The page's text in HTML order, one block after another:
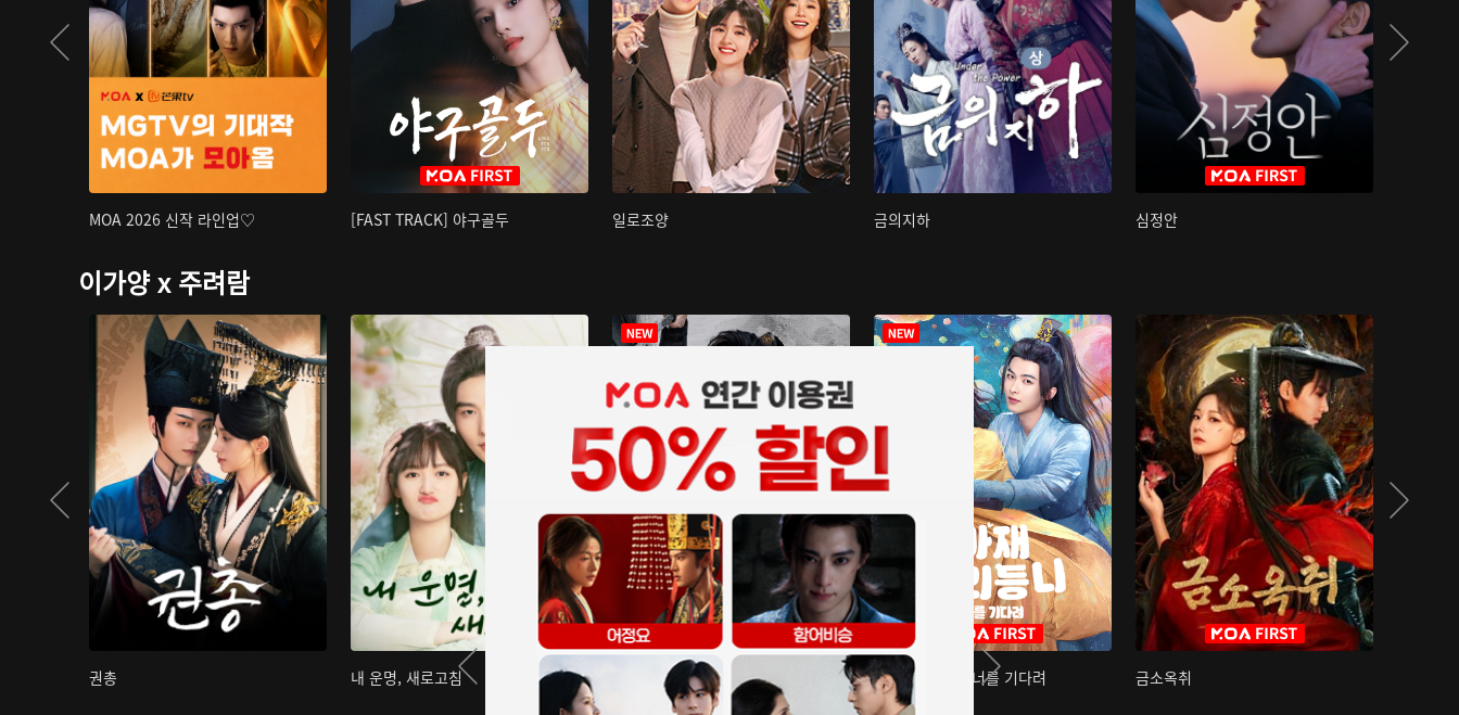
MOA 2026 신작 라인업♡ [FAST TRACK] 야구골두 일로조양 금의지하 심정안
이가양 x 주려람
권총 내 운명, 새로고침 아재저리등니 : 너를 기다려 금소옥취